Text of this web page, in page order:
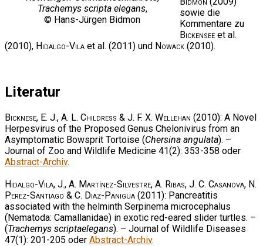
Trachemys scripta elegans,
© Hans-Jürgen Bidmon
sowie die
Kommentare zu
Bickensee et al.
(2010), Hidalgo-Vila et al. (2011) und Nowack (2010).
Literatur
Bicknese, E. J., A. L. Childress & J. F. X. Wellehan (2010): A Novel
Herpesvirus of the Proposed Genus Chelonivirus from an
Asymptomatic Bowsprit Tortoise (Chersina angulata). –
Journal of Zoo and Wildlife Medicine 41(2): 353-358 oder
Abstract-Archiv.
Hidalgo-Vila, J., A. Martínez-Silvestre, A. Ribas, J. C. Casanova, N.
Perez-Santiago & C. Diaz-Panigua (2011): Pancreatitis
associated with the helminth Serpinema microcephalus
(Nematoda: Camallanidae) in exotic red-eared slider turtles. –
(Trachemys scriptaelegans). – Journal of Wildlife Diseases
47(1): 201-205 oder Abstract-Archiv.